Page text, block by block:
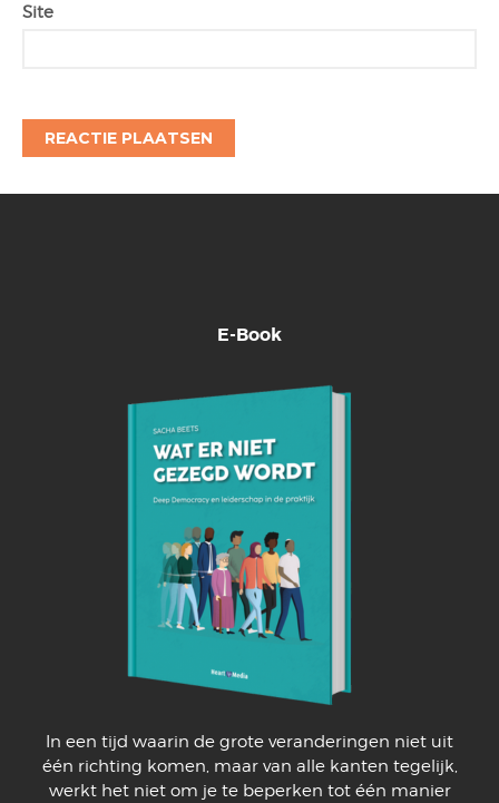
Site
E-Book
In een tijd waarin de grote veranderingen niet uit
één richting komen, maar van alle kanten tegelijk,
werkt het niet om je te beperken tot één manier